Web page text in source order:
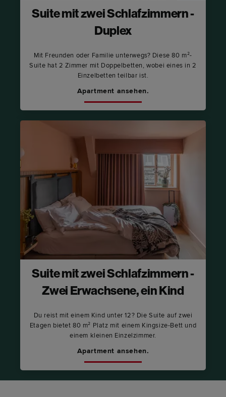
Suite mit zwei Schlafzimmern -
Duplex
Mit Freunden oder Familie unterwegs? Diese 80 m²-
Suite hat 2 Zimmer mit Doppelbetten, wobei eines in 2
Einzelbetten teilbar ist.
Apartment ansehen.
Suite mit zwei Schlafzimmern -
Zwei Erwachsene, ein Kind
Du reist mit einem Kind unter 12? Die Suite auf zwei
Etagen bietet 80 m² Platz mit einem Kingsize-Bett und
einem kleinen Einzelzimmer.
Apartment ansehen.